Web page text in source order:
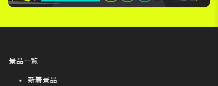
景品一覧
新着景品